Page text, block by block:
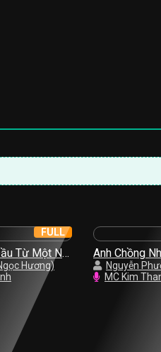
Từ Một Nụ
Hương)
FULL
Anh Chồng
Nguyễn
MC Kim